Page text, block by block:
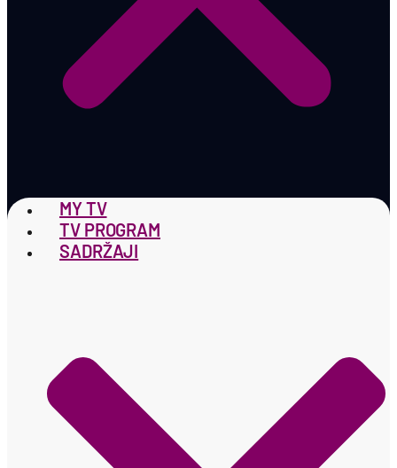
MY TV
TV PROGRAM
SADRŽAJI